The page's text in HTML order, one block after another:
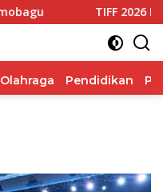
TIFF 2026
Olahraga Pendidikan